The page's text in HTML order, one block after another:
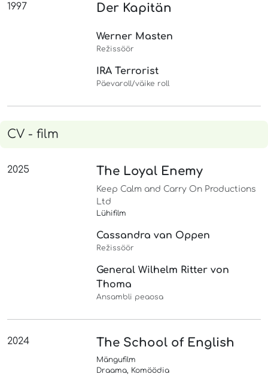
1997 Der Kapitän
Werner Masten
Režissöör
IRA Terrorist
Päevaroll/väike roll
CV - film
2025 The Loyal Enemy
Keep Calm and Carry On Productions
Ltd
Lühifilm
Cassandra van Oppen
Režissöör
General Wilhelm Ritter von
Thoma
Ansambli peaosa
2024 The School of English
Mängufilm
Draama, Komöödia